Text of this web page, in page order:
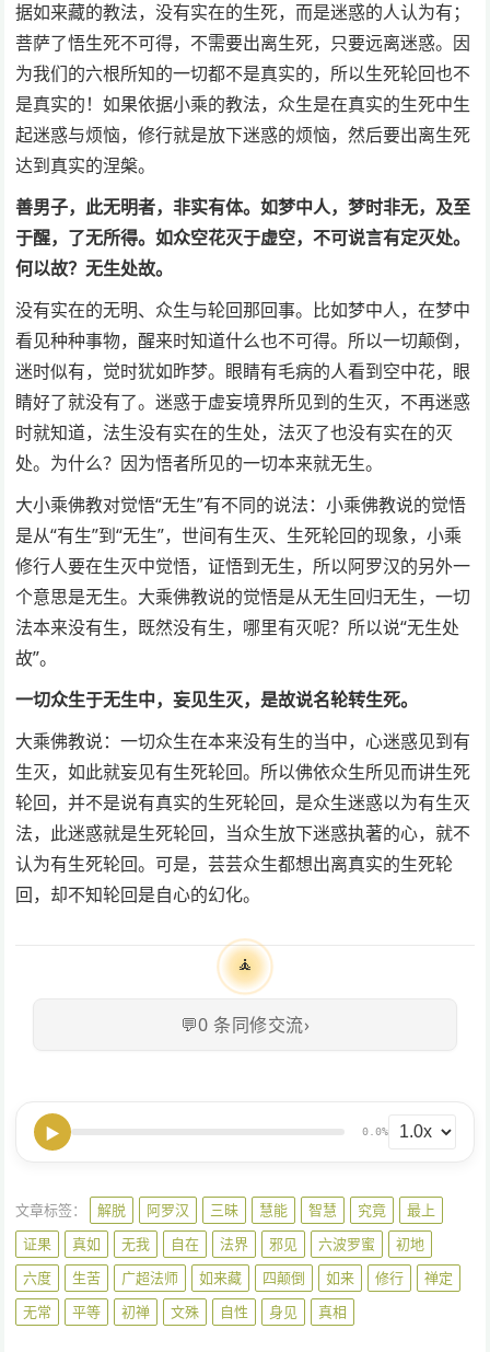
据如来藏的教法，没有实在的生死，而是迷惑的人认为有；
菩萨了悟生死不可得，不需要出离生死，只要远离迷惑。因
为我们的六根所知的一切都不是真实的，所以生死轮回也不
是真实的！如果依据小乘的教法，众生是在真实的生死中生
起迷惑与烦恼，修行就是放下迷惑的烦恼，然后要出离生死
达到真实的涅槃。
善男子，此无明者，非实有体。如梦中人，梦时非无，及至
于醒，了无所得。如众空花灭于虚空，不可说言有定灭处。
何以故？无生处故。
没有实在的无明、众生与轮回那回事。比如梦中人，在梦中
看见种种事物，醒来时知道什么也不可得。所以一切颠倒，
迷时似有，觉时犹如昨梦。眼睛有毛病的人看到空中花，眼
睛好了就没有了。迷惑于虚妄境界所见到的生灭，不再迷惑
时就知道，法生没有实在的生处，法灭了也没有实在的灭
处。为什么？因为悟者所见的一切本来就无生。
大小乘佛教对觉悟“无生”有不同的说法：小乘佛教说的觉悟
是从“有生”到“无生”，世间有生灭、生死轮回的现象，小乘
修行人要在生灭中觉悟，证悟到无生，所以阿罗汉的另外一
个意思是无生。大乘佛教说的觉悟是从无生回归无生，一切
法本来没有生，既然没有生，哪里有灭呢？所以说“无生处
故”。
一切众生于无生中，妄见生灭，是故说名轮转生死。
大乘佛教说：一切众生在本来没有生的当中，心迷惑见到有
生灭，如此就妄见有生死轮回。所以佛依众生所见而讲生死
轮回，并不是说有真实的生死轮回，是众生迷惑以为有生灭
法，此迷惑就是生死轮回，当众生放下迷惑执著的心，就不
认为有生死轮回。可是，芸芸众生都想出离真实的生死轮
回，却不知轮回是自心的幻化。
🧘
💬0 条同修交流›
▶ 0.0%
文章标签： 解脱 阿罗汉 三昧 慧能 智慧 究竟
最上
证果
真如 无我 自在 法界 邪见 六波罗蜜
初地
六度
生苦 广超法师 如来藏 四颠倒 如来 修行
禅定
无常
平等 初禅 文殊 自性 身见 真相